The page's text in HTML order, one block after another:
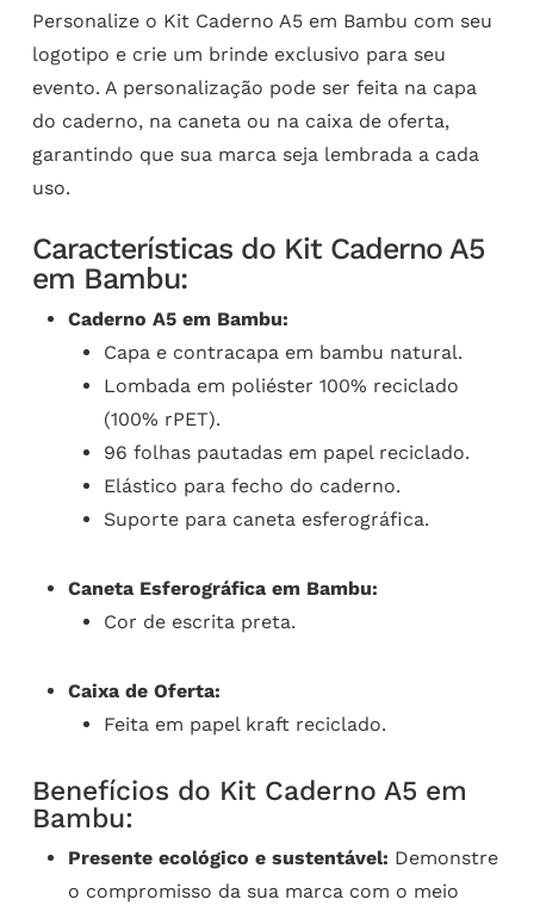
Personalize o Kit Caderno A5 em Bambu com seu
logotipo e crie um brinde exclusivo para seu
evento. A personalização pode ser feita na capa
do caderno, na caneta ou na caixa de oferta,
garantindo que sua marca seja lembrada a cada
uso.
Características do Kit Caderno A5
em Bambu:
Caderno A5 em Bambu:
Capa e contracapa em bambu natural.
Lombada em poliéster 100% reciclado
(100% rPET).
96 folhas pautadas em papel reciclado.
Elástico para fecho do caderno.
Suporte para caneta esferográfica.
Caneta Esferográfica em Bambu:
Cor de escrita preta.
Caixa de Oferta:
Feita em papel kraft reciclado.
Benefícios do Kit Caderno A5 em
Bambu:
Presente ecológico e sustentável: Demonstre
o compromisso da sua marca com o meio